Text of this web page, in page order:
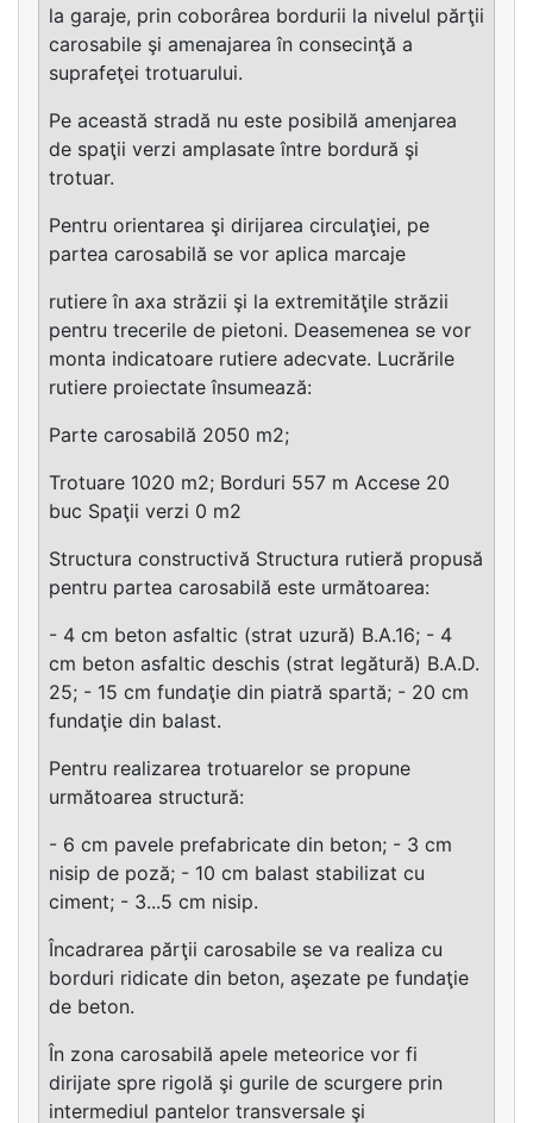
la garaje, prin coborârea bordurii la nivelul părţii
carosabile şi amenajarea în consecinţă a
suprafeţei trotuarului.
Pe această stradă nu este posibilă amenjarea
de spaţii verzi amplasate între bordură şi
trotuar.
Pentru orientarea şi dirijarea circulaţiei, pe
partea carosabilă se vor aplica marcaje
rutiere în axa străzii şi la extremităţile străzii
pentru trecerile de pietoni. Deasemenea se vor
monta indicatoare rutiere adecvate. Lucrările
rutiere proiectate însumează:
Parte carosabilă 2050 m2;
Trotuare 1020 m2; Borduri 557 m Accese 20
buc Spaţii verzi 0 m2
Structura constructivă Structura rutieră propusă
pentru partea carosabilă este următoarea:
- 4 cm beton asfaltic (strat uzură) B.A.16; - 4
cm beton asfaltic deschis (strat legătură) B.A.D.
25; - 15 cm fundaţie din piatră spartă; - 20 cm
fundaţie din balast.
Pentru realizarea trotuarelor se propune
următoarea structură:
- 6 cm pavele prefabricate din beton; - 3 cm
nisip de poză; - 10 cm balast stabilizat cu
ciment; - 3...5 cm nisip.
Încadrarea părţii carosabile se va realiza cu
borduri ridicate din beton, aşezate pe fundaţie
de beton.
În zona carosabilă apele meteorice vor fi
dirijate spre rigolă şi gurile de scurgere prin
intermediul pantelor transversale şi